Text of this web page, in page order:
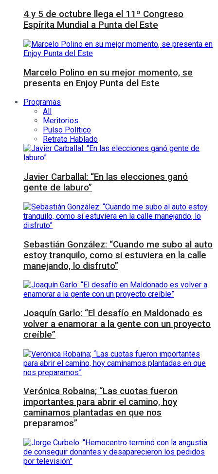
4 y 5 de octubre llega el 11º Congreso
Espírita Mundial a Punta del Este
Marcelo Polino en su mejor momento, se
presenta en Enjoy Punta del Este
Programas
All
Meritorios
Pulso Político
Retrato Hablado
Javier Carballal: “En las elecciones ganó
gente de laburo”
Sebastián González: “Cuando me subo al auto
estoy tranquilo, como si estuviera en la calle
manejando, lo disfruto”
Joaquín Garlo: “El desafío en Maldonado es
volver a enamorar a la gente con un proyecto
creíble”
Verónica Robaina; “Las cuotas fueron
importantes para abrir el camino, hoy
caminamos plantadas en que nos
preparamos”